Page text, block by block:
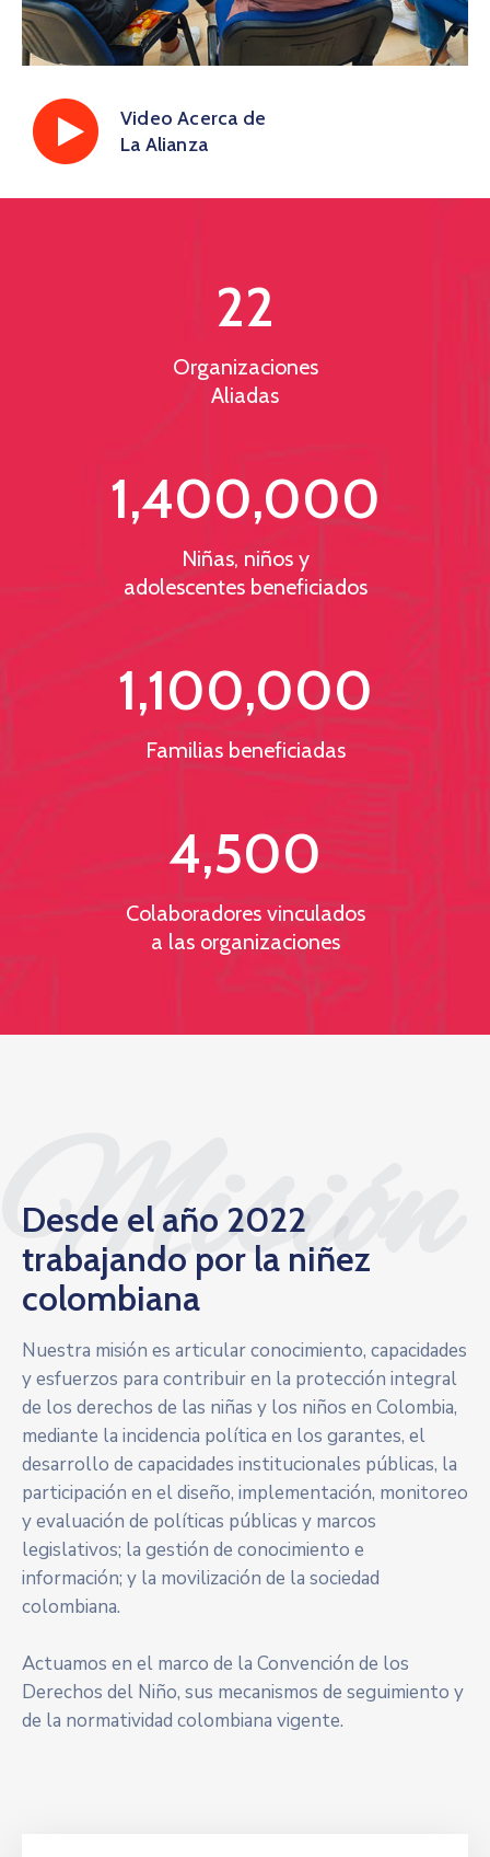
Video Acerca de
La Alianza
22
Organizaciones
Aliadas
1,400,000
Niñas, niños y
adolescentes beneficiados
1,100,000
Familias beneficiadas
4,500
Colaboradores vinculados
a las organizaciones
Desde el año 2022
trabajando por la niñez
colombiana
Nuestra misión es articular conocimiento, capacidades
y esfuerzos para contribuir en la protección integral
de los derechos de las niñas y los niños en Colombia,
mediante la incidencia política en los garantes, el
desarrollo de capacidades institucionales públicas, la
participación en el diseño, implementación, monitoreo
y evaluación de políticas públicas y marcos
legislativos; la gestión de conocimiento e
información; y la movilización de la sociedad
colombiana.
Actuamos en el marco de la Convención de los
Derechos del Niño, sus mecanismos de seguimiento y
de la normatividad colombiana vigente.
Misión